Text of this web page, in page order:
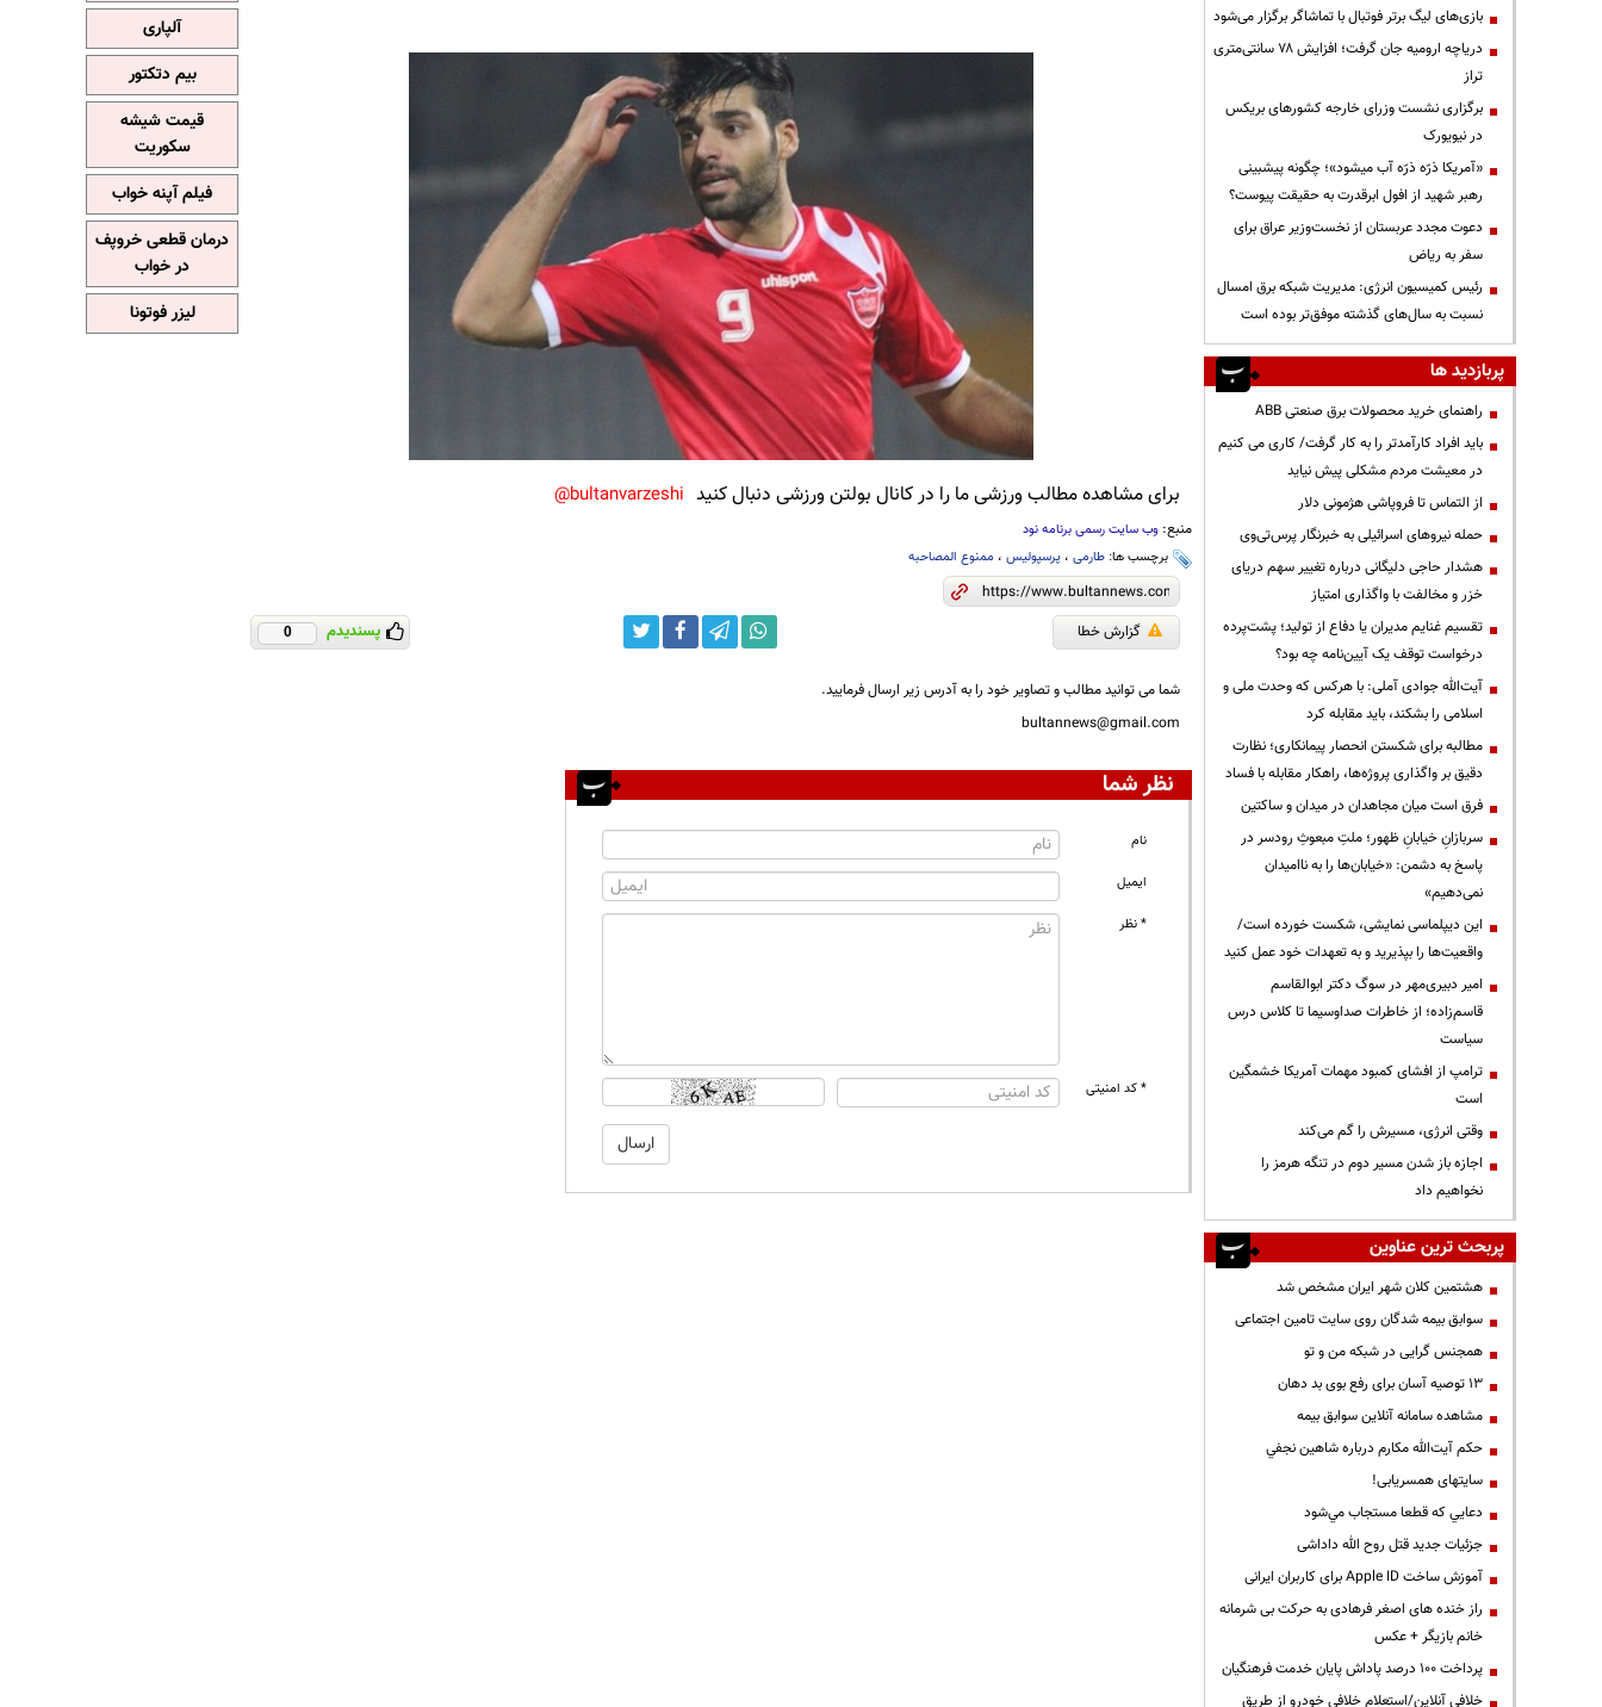
برای مشاهده مطالب ورزشی ما را در کانال بولتن ورزشی دنبال کنید bultanvarzeshi@
منبع: وب سایت رسمی برنامه نود
برچسب ها: طارمی، پرسپولیس، ممنوع المصاحبه
گزارش خطا پسندیدم 0
شما می توانید مطالب و تصاویر خود را به آدرس زیر ارسال فرمایید.
bultannews@gmail.com
نظر شما
نام
ایمیل
* نظر
* کد امنیتی
بازی‌های لیگ برتر فوتبال با تماشاگر برگزار می‌شود
دریاچه ارومیه جان گرفت؛ افزایش ۷۸ سانتی‌متری
تراز
برگزاری نشست وزرای خارجه کشورهای بریکس
در نیویورک
«آمریکا ذرّه ذرّه آب میشود»؛ چگونه پیشبینی
رهبر شهید از افول ابرقدرت به حقیقت پیوست؟
دعوت مجدد عربستان از نخست‌وزیر عراق برای
سفر به ریاض
رئیس کمیسیون انرژی: مدیریت شبکه برق امسال
نسبت به سال‌های گذشته موفق‌تر بوده است
پربازدید ها
راهنمای خرید محصولات برق صنعتی ABB
باید افراد کارآمدتر را به کار گرفت/ کاری می کنیم
در معیشت مردم مشکلی پیش نیاید
از التماس تا فروپاشی هژمونی دلار
حمله نیروهای اسرائیلی به خبرنگار پرس‌تی‌وی
هشدار حاجی دلیگانی درباره تغییر سهم دریای
خزر و مخالفت با واگذاری امتیاز
تقسیم غنایم مدیران یا دفاع از تولید؛ پشت‌پرده
درخواست توقف یک آیین‌نامه چه بود؟
آیت‌الله جوادی آملی: با هرکس که وحدت ملی و
اسلامی را بشکند، باید مقابله کرد
مطالبه برای شکستن انحصار پیمانکاری؛ نظارت
دقیق بر واگذاری پروژه‌ها، راهکار مقابله با فساد
فرق است میان مجاهدان در میدان و ساکتین
سربازانِ خیابانِ ظهور؛ ملتِ مبعوثِ رودسر در
پاسخ به دشمن: «خیابان‌ها را به ناامیدان
نمی‌دهیم»
این دیپلماسی نمایشی، شکست خورده است/
واقعیت‌ها را بپذیرید و به تعهدات خود عمل کنید
امیر دبیری‌مهر در سوگ دکتر ابوالقاسم
قاسم‌زاده؛ از خاطرات صداوسیما تا کلاس درس
سیاست
ترامپ از افشای کمبود مهمات آمریکا خشمگین
است
وقتی انرژی، مسیرش را گم می‌کند
اجازه باز شدن مسیر دوم در تنگه هرمز را
نخواهیم داد
پربحث ترین عناوین
هشتمین کلان شهر ایران مشخص شد
سوابق بیمه شدگان روی سایت تامین اجتماعی
همجنس گرایی در شبکه من و تو
13 توصیه آسان برای رفع بوی بد دهان
مشاهده سامانه آنلاين سوابق بیمه
حكم آيت‌الله مكارم درباره شاهين نجفي
سایتهای همسریابی!
دعايي كه قطعا مستجاب مي‌شود
جزئیات جدید قتل روح الله داداشی
آموزش ساخت Apple ID برای کاربران ایرانی
راز خنده های اصغر فرهادی به حرکت بی شرمانه
خانم بازیگر + عکس
پرداخت ۱۰۰ درصد پاداش پایان خدمت فرهنگیان
خلافی آنلاین/استعلام خلافی خودرو از طریق
آلپاری
بیم دتکتور
قیمت شیشه
سکوریت
فیلم آپنه خواب
درمان قطعی خروپف
در خواب
لیزر فوتونا